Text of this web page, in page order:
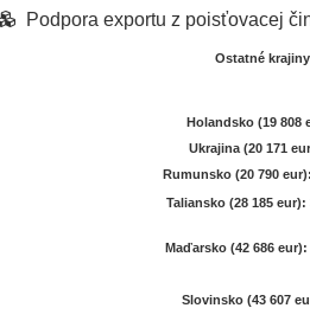
Podpora exportu z poisťovacej
Pie chart with 11 slices.
Slovinsko (43 607
Slovinsko (43 607
Maďarsko (42 686 eur):
Maďarsko (42 686 eur):
Taliansko (28 185 eur):
Taliansko (28 185 eur):
Rumunsko (20 790 eur)
Rumunsko (20 790 eur)
Ukrajina (20 171
Ukrajina (20 171
Holandsko (19 808
Holandsko (19 808
Ostatné
Ostatné